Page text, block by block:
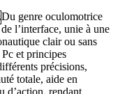
Du genre oculomotrice
de l’interface, unie à une
clair ou sans
et principes
précisions,
totale, aide en
d’action, rendant